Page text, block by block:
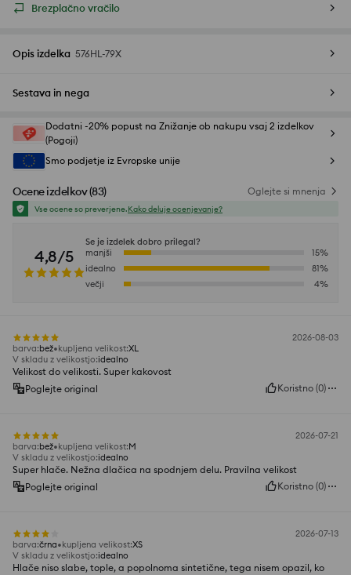
Brezplačno vračilo
Opis izdelka 576HL-79X
Sestava in nega
Dodatni -20% popust na Znižanje ob nakupu vsaj 2 izdelkov
(Pogoji)
Smo podjetje iz Evropske unije
Ocene izdelkov(83) Oglejte si mnenja
Vse ocene so preverjene.Kako deluje ocenjevanje?
4,8/5
Se je izdelek dobro prilegal?
manjši
15%
idealno
81%
večji
4%
2026-08-03
barva:bež kupljena velikost:XL
V skladu z velikostjo:idealno
Velikost do velikosti. Super kakovost
Poglejte original
Koristno (0)
2026-07-21
barva:bež kupljena velikost:M
V skladu z velikostjo:idealno
Super hlače. Nežna dlačica na spodnjem delu. Pravilna velikost
Poglejte original
Koristno (0)
2026-07-13
barva:črna kupljena velikost:XS
V skladu z velikostjo:idealno
Hlače niso slabe, tople, a popolnoma sintetične, tega nisem opazil, ko